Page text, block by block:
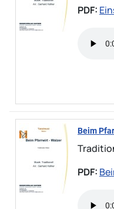
PDF:
Beim
PDF: